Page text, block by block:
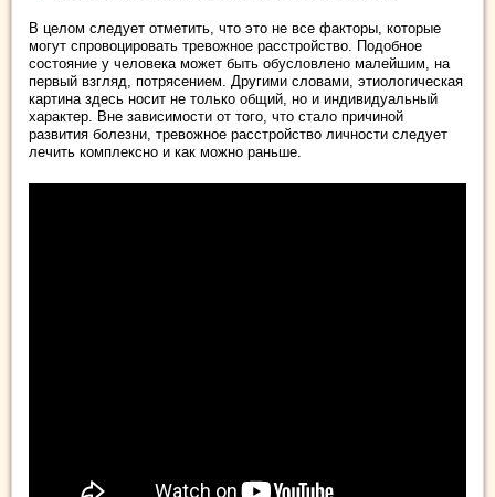
В целом следует отметить, что это не все факторы, которые
могут спровоцировать тревожное расстройство. Подобное
состояние у человека может быть обусловлено малейшим, на
первый взгляд, потрясением. Другими словами, этиологическая
картина здесь носит не только общий, но и индивидуальный
характер. Вне зависимости от того, что стало причиной
развития болезни, тревожное расстройство личности следует
лечить комплексно и как можно раньше.